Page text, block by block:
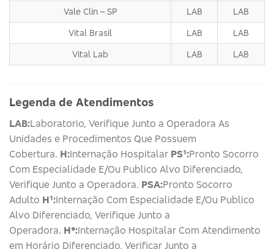
Vale Clin – SP LAB LAB
Vital Brasil LAB LAB
Vital Lab LAB LAB
Legenda de Atendimentos
LAB:Laboratorio, Verifique Junto a Operadora As
Unidades e Procedimentos Que Possuem
Cobertura. H:Internação Hospitalar PS¹:Pronto Socorro
Com Especialidade E/Ou Publico Alvo Diferenciado,
Verifique Junto a Operadora. PSA:Pronto Socorro
Adulto H¹:Internação Com Especialidade E/Ou Publico
Alvo Diferenciado, Verifique Junto a
Operadora. H*:Internação Hospitalar Com Atendimento
em Horário Diferenciado, Verificar Junto a